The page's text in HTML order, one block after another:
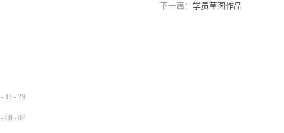
下一篇： 学员草图作品
- 11 - 29
- 08 - 07